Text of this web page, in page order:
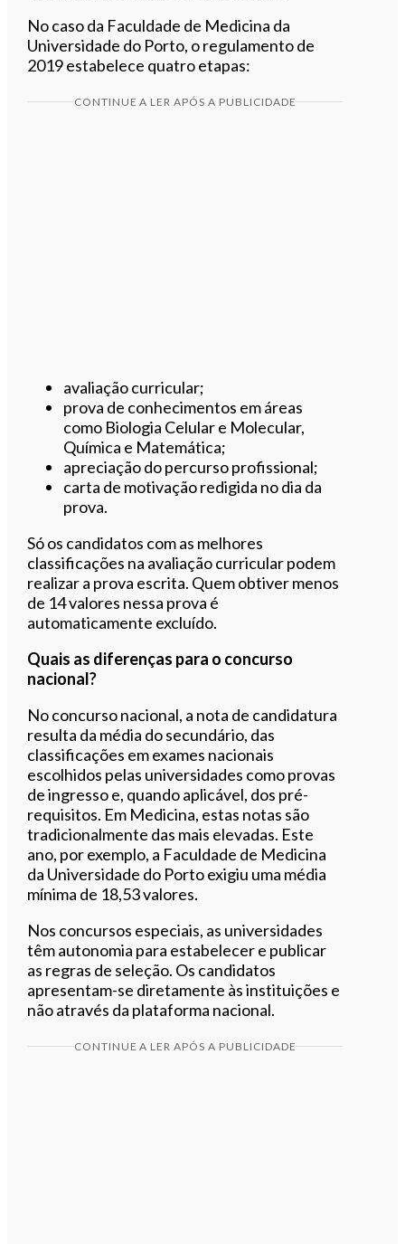
No caso da Faculdade de Medicina da
Universidade do Porto, o regulamento de
2019 estabelece quatro etapas:
CONTINUE A LER APÓS A PUBLICIDADE
avaliação curricular;
prova de conhecimentos em áreas
como Biologia Celular e Molecular,
Química e Matemática;
apreciação do percurso profissional;
carta de motivação redigida no dia da
prova.
Só os candidatos com as melhores
classificações na avaliação curricular podem
realizar a prova escrita. Quem obtiver menos
de 14 valores nessa prova é
automaticamente excluído.
Quais as diferenças para o concurso
nacional?
No concurso nacional, a nota de candidatura
resulta da média do secundário, das
classificações em exames nacionais
escolhidos pelas universidades como provas
de ingresso e, quando aplicável, dos pré-
requisitos. Em Medicina, estas notas são
tradicionalmente das mais elevadas. Este
ano, por exemplo, a Faculdade de Medicina
da Universidade do Porto exigiu uma média
mínima de 18,53 valores.
Nos concursos especiais, as universidades
têm autonomia para estabelecer e publicar
as regras de seleção. Os candidatos
apresentam-se diretamente às instituições e
não através da plataforma nacional.
CONTINUE A LER APÓS A PUBLICIDADE